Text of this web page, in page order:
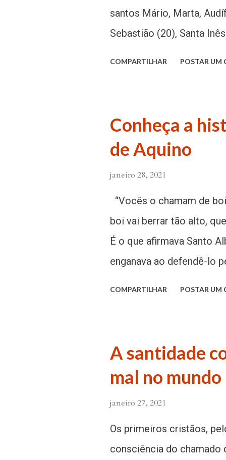
maioria das pessoas
palavras, ou seja, à
santos Mário, Marta,
Sebastião (20), Santa
do calendário, todo
mártires de sua fé
Romano. Em dois mil
que testemunharam
que, para cada dia do
celebrar, recordar e
perdemos contato com
vivemos em um tempo
COMPARTILHAR POSTAR UM
Conheça a
de Aquino
janeiro 28, 2021
“Vocês o chamam de
boi vai berrar tão alto,
É o que afirmava Santo
enganava ao defendê-lo
unidos, por vínculos de
pai, Landolfo, queria que
Montecassino, pensando
gentil do filho e com
Tomás quis tornar-se
COMPARTILHAR POSTAR UM
A santidade
mal no mundo
janeiro 27, 2021
Os primeiros cristãos,
consciência do chamado